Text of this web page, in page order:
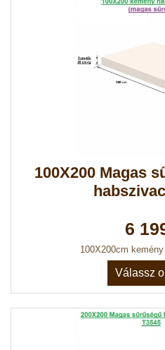
100X200 Magas
6
100X200cm
Válassz